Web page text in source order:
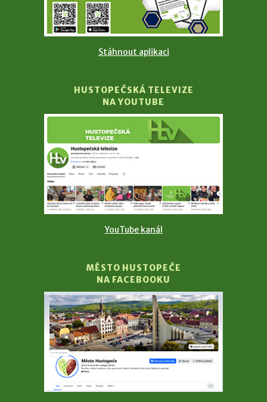
Stáhnout aplikaci
HUSTOPEČSKÁ TELEVIZE
NA YOUTUBE
YouTube kanál
MĚSTO HUSTOPEČE
NA FACEBOOKU